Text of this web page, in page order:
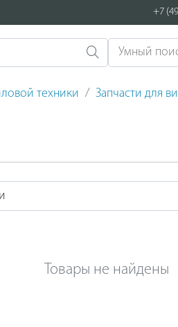
+7
техники
Запчасти для
Товары не найдены